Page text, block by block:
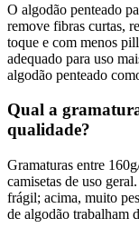
O algodão penteado
remove fibras curtas,
toque e com menos
adequado para uso
algodão penteado
Qual a
qualidade?
Gramaturas entre
camisetas de uso
frágil; acima, muito
de algodão trabalham